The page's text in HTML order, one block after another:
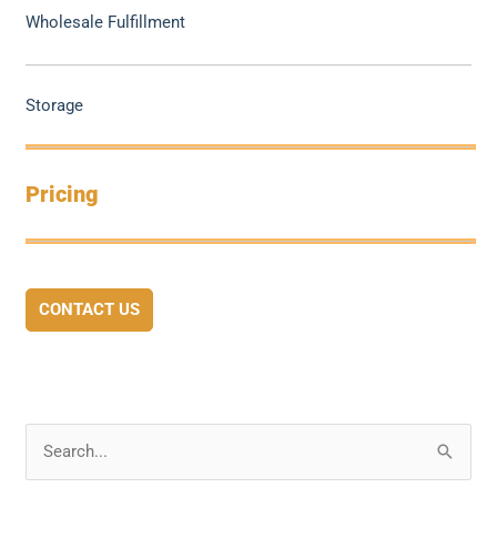
Wholesale Fulfillment
Storage
Pricing
CONTACT US